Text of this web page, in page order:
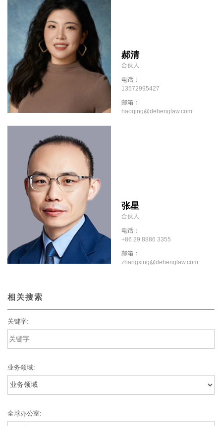
郝清
合伙人
电话：
13572995427
邮箱：
haoqing@dehenglaw.com
张星
合伙人
电话：
+86 29 8886 3355
邮箱：
zhangxing@dehenglaw.com
相关搜索
关键字:
业务领域:
全球办公室: